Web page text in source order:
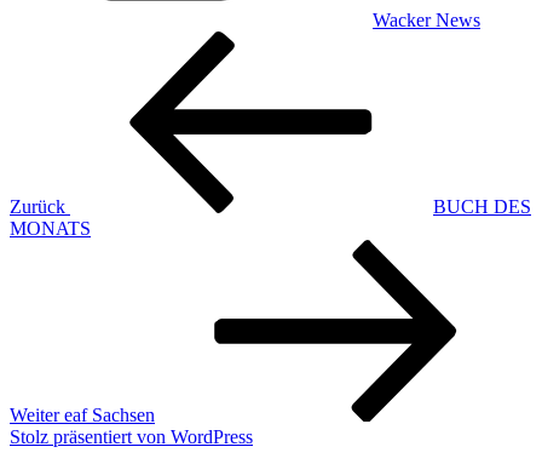
Wacker News
Beitragsnavigation
Zurück
BUCH DES
MONATS
Weiter eaf Sachsen
Stolz präsentiert von WordPress